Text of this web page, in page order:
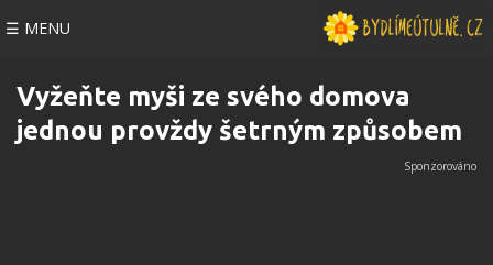
☰ MENU
Vyžeňte myši ze svého domova
jednou provždy šetrným způsobem